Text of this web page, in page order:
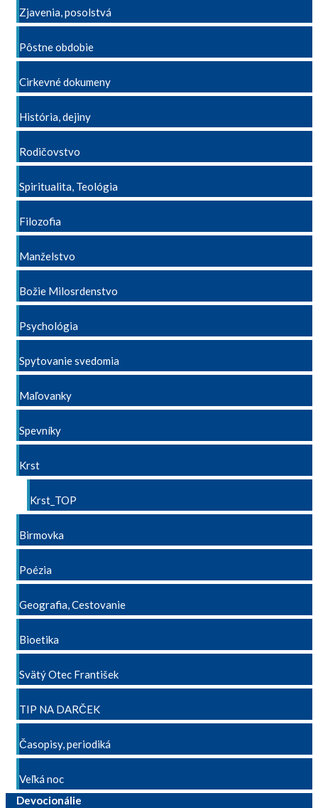
Zjavenia, posolstvá
Pôstne obdobie
Cirkevné dokumeny
História, dejiny
Rodičovstvo
Spiritualita, Teológia
Filozofia
Manželstvo
Božie Milosrdenstvo
Psychológia
Spytovanie svedomia
Maľovanky
Spevníky
Krst
Krst_TOP
Birmovka
Poézia
Geografia, Cestovanie
Bioetika
Svätý Otec František
TIP NA DARČEK
Časopisy, periodiká
Veľká noc
Devocionálie